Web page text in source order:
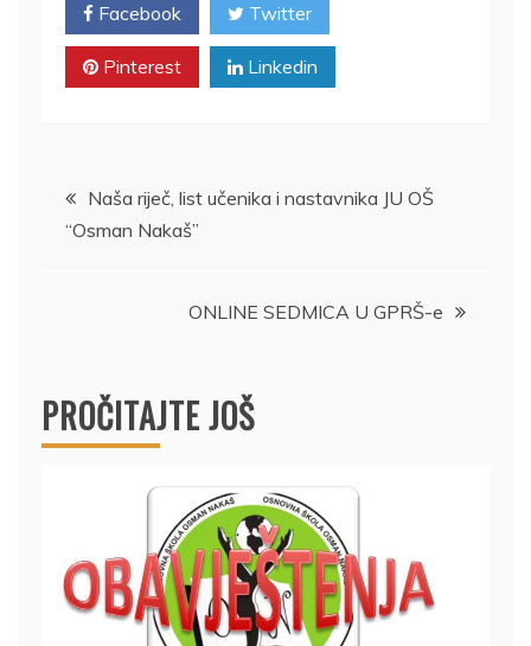
Facebook Twitter
Pinterest Linkedin
Navigacija
članaka
Naša riječ, list učenika i nastavnika JU OŠ
“Osman Nakaš”
ONLINE SEDMICA U GPRŠ-e
PROČITAJTE JOŠ